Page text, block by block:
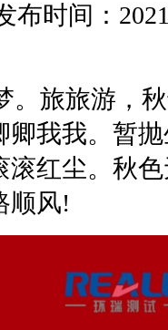
布时间：
。旅旅游，
卿我我。暂
滚红尘。秋
顺风!